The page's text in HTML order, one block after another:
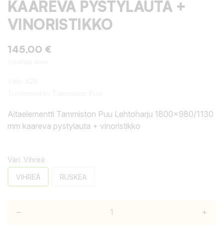
KAAREVA PYSTYLAUTA +
VINORISTIKKO
145,00 €
Aitaelementti Tammiston Puu Lehtoharju 1800x980/1130
mm kaareva pystylauta + vinoristikko
Väri: Vihreä
VIHREÄ RUSKEA
– +